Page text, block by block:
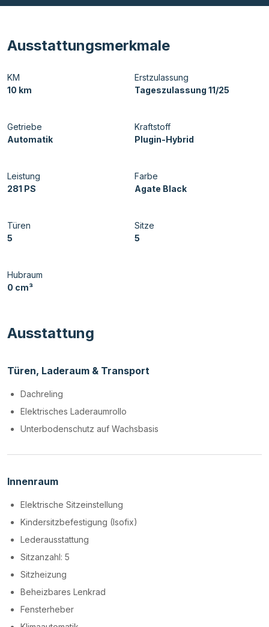
Ausstattungsmerkmale
KM
10 km
Erstzulassung
Tageszulassung 11/25
Getriebe
Automatik
Kraftstoff
Plugin-Hybrid
Leistung
281 PS
Farbe
Agate Black
Türen
5
Sitze
5
Hubraum
0 cm³
Ausstattung
Türen, Laderaum & Transport
Dachreling
Elektrisches Laderaumrollo
Unterbodenschutz auf Wachsbasis
Innenraum
Elektrische Sitzeinstellung
Kindersitzbefestigung (Isofix)
Lederausstattung
Sitzanzahl: 5
Sitzheizung
Beheizbares Lenkrad
Fensterheber